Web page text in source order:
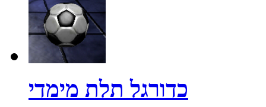
כדורגל תלת מימדי